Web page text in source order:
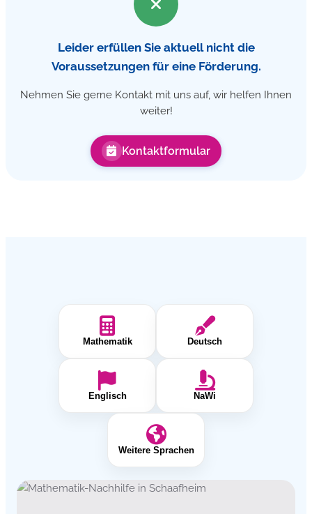
Leider erfüllen Sie aktuell nicht die
Voraussetzungen für eine Förderung.
Nehmen Sie gerne Kontakt mit uns auf, wir helfen Ihnen
weiter!
Kontaktformular
Mathematik Deutsch
Englisch NaWi
Weitere Sprachen